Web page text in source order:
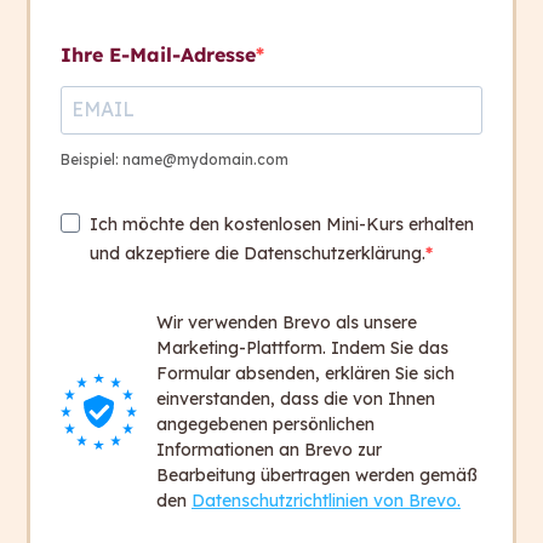
Session 11, 9./10.
Dezember 2025
Kontakt
+ 43 316 393 449
Headquarter
Heinrichstraße 145
Newsletter
Bleiben Sie auf dem Laufenden!
Zum Newsletter anmelden
Ihre E-Mail-Adresse
Beispiel: name@mydomain.com
Ich möchte den kostenlosen Mini-Kurs erhalten
und akzeptiere die Datenschutzerklärung.
Wir verwenden Brevo als unsere
Marketing-Plattform. Indem Sie das
Formular absenden, erklären Sie sich
einverstanden, dass die von Ihnen
angegebenen persönlichen
Informationen an Brevo zur
Bearbeitung übertragen werden gemäß
den Datenschutzrichtlinien von Brevo.